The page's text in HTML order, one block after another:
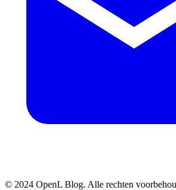
© 2024 OpenL Blog. Alle rechten